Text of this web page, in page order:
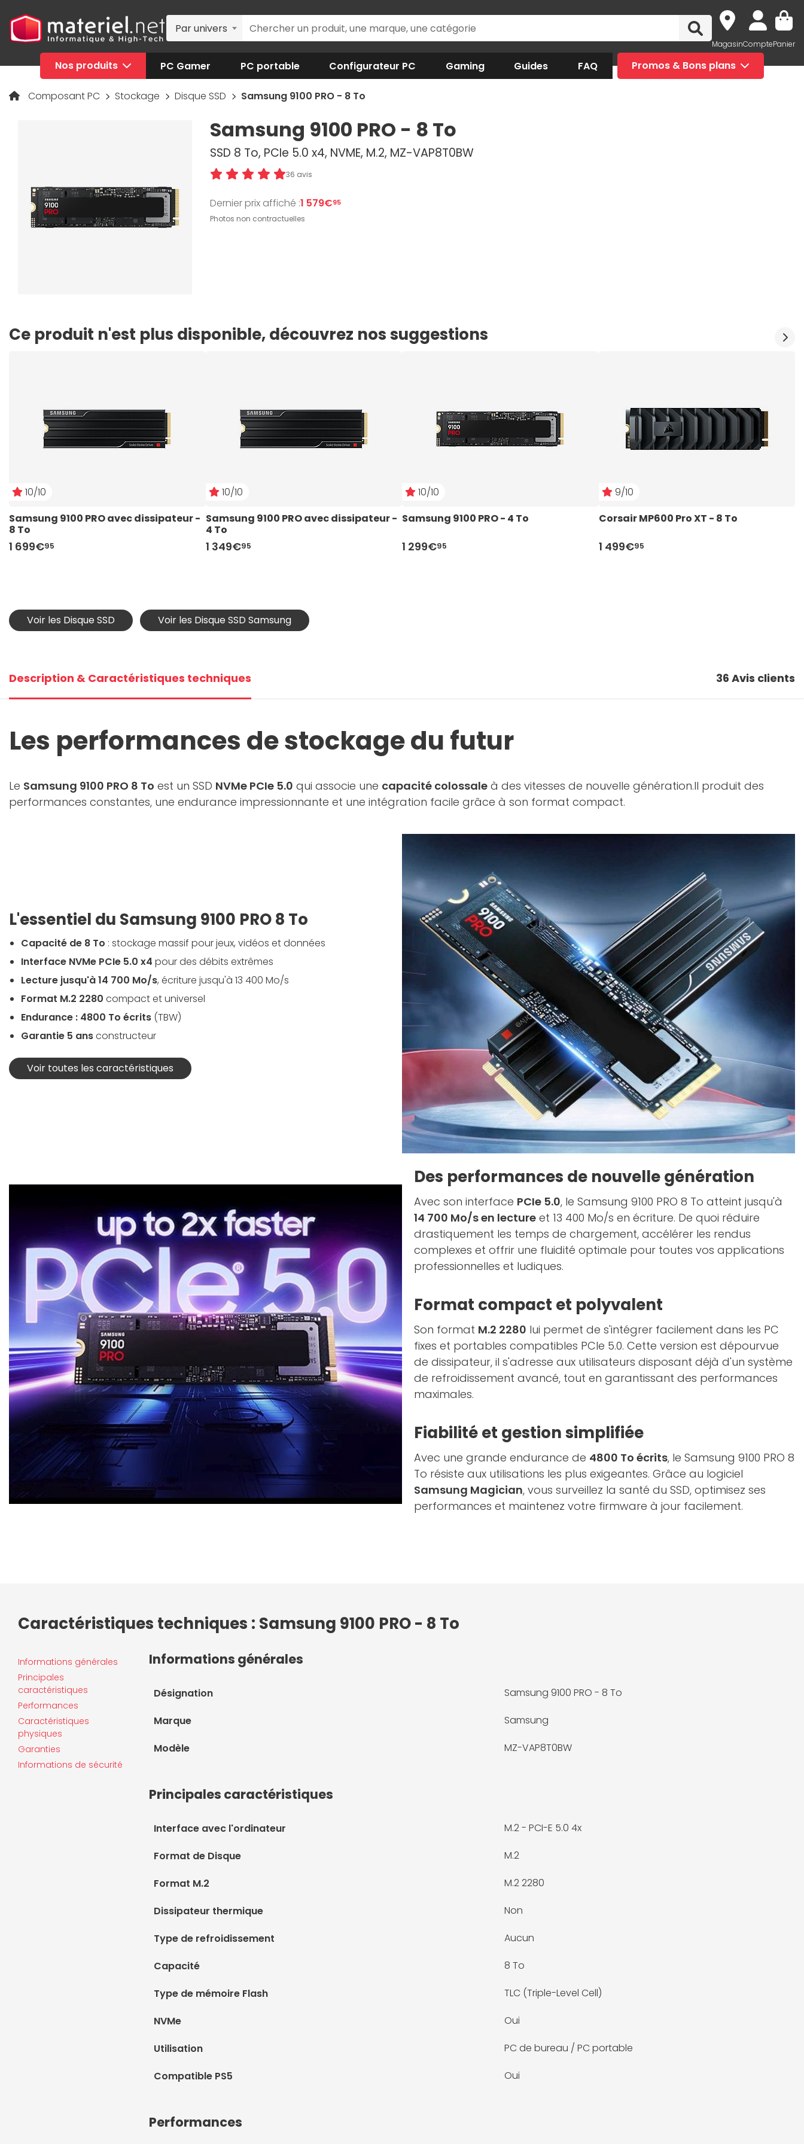
Par univers
MagasinComptePanier
Nos produits PC Gamer PC portable Configurateur PC Gaming Guides FAQ Promos & Bons plans
Composant PC Stockage Disque SSD Samsung 9100 PRO - 8 To
Samsung 9100 PRO - 8 To
SSD 8 To, PCIe 5.0 x4, NVME, M.2, MZ-VAP8T0BW
36 avis
Dernier prix affiché :1 579€95
Photos non contractuelles
Ce produit n'est plus disponible, découvrez nos suggestions
10/10
Samsung 9100 PRO avec dissipateur -
8 To
1 699€95
10/10
Samsung 9100 PRO avec dissipateur -
4 To
1 349€95
10/10
Samsung 9100 PRO - 4 To
1 299€95
9/10
Corsair MP600 Pro XT - 8 To
1 499€95
Voir les Disque SSD Voir les Disque SSD Samsung
Description & Caractéristiques techniques 36 Avis clients
Les performances de stockage du futur
Le Samsung 9100 PRO 8 To est un SSD NVMe PCIe 5.0 qui associe une capacité colossale à des vitesses de nouvelle génération.Il produit des
performances constantes, une endurance impressionnante et une intégration facile grâce à son format compact.
L'essentiel du Samsung 9100 PRO 8 To
Capacité de 8 To : stockage massif pour jeux, vidéos et données
Interface NVMe PCIe 5.0 x4 pour des débits extrêmes
Lecture jusqu'à 14 700 Mo/s, écriture jusqu'à 13 400 Mo/s
Format M.2 2280 compact et universel
Endurance : 4800 To écrits (TBW)
Garantie 5 ansconstructeur
Voir toutes les caractéristiques
Des performances de nouvelle génération
Avec son interface PCIe 5.0, le Samsung 9100 PRO 8 To atteint jusqu'à
14 700 Mo/s en lecture et 13 400 Mo/s en écriture. De quoi réduire
drastiquement les temps de chargement, accélérer les rendus
complexes et offrir une fluidité optimale pour toutes vos applications
professionnelles et ludiques.
Format compact et polyvalent
Son format M.2 2280 lui permet de s'intégrer facilement dans les PC
fixes et portables compatibles PCIe 5.0. Cette version est dépourvue
de dissipateur, il s'adresse aux utilisateurs disposant déjà d'un système
de refroidissement avancé, tout en garantissant des performances
maximales.
Fiabilité et gestion simplifiée
Avec une grande endurance de 4800 To écrits, le Samsung 9100 PRO 8
To résiste aux utilisations les plus exigeantes. Grâce au logiciel
Samsung Magician, vous surveillez la santé du SSD, optimisez ses
performances et maintenez votre firmware à jour facilement.
Caractéristiques techniques : Samsung 9100 PRO - 8 To
Informations générales
Principales
caractéristiques
Performances
Caractéristiques
physiques
Garanties
Informations de sécurité
Informations générales
Désignation Samsung 9100 PRO - 8 To
Marque Samsung
Modèle MZ-VAP8T0BW
Principales caractéristiques
Interface avec l'ordinateur M.2 - PCI-E 5.0 4x
Format de Disque M.2
Format M.2 M.2 2280
Dissipateur thermique Non
Type de refroidissement Aucun
Capacité 8 To
Type de mémoire Flash TLC (Triple-Level Cell)
NVMe Oui
Utilisation PC de bureau / PC portable
Compatible PS5 Oui
Performances